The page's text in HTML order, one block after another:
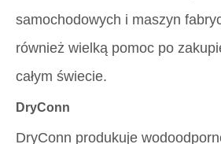
samochodowych i maszyn
również wielką pomoc po
całym świecie.
DryConn
DryConn produkuje